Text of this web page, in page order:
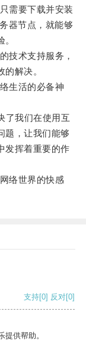
需要下载并安装
器节点，就能够
术支持服务，
解决。
生活的必备神
我们在使用互
题，让我们能够
发挥着重要的作
络世界的快感
支持[0] 反对[0]
供帮助。